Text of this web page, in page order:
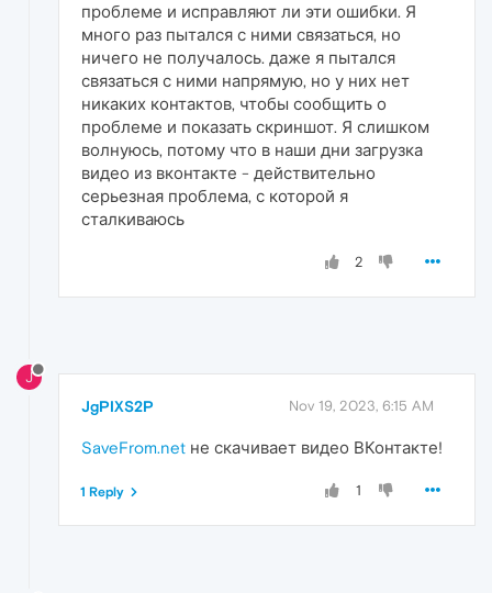
проблеме и исправляют ли эти ошибки. Я
много раз пытался с ними связаться, но
ничего не получалось. даже я пытался
связаться с ними напрямую, но у них нет
никаких контактов, чтобы сообщить о
проблеме и показать скриншот. Я слишком
волнуюсь, потому что в наши дни загрузка
видео из вконтакте - действительно
серьезная проблема, с которой я
сталкиваюсь
2
J
JgPIXS2P Nov 19, 2023, 6:15 AM
SaveFrom.net не скачивает видео ВКонтакте!
1
1 Reply